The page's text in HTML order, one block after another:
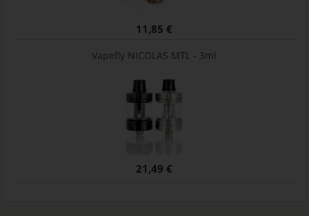
11,85 €
Vapefly NICOLAS MTL - 3ml
21,49 €